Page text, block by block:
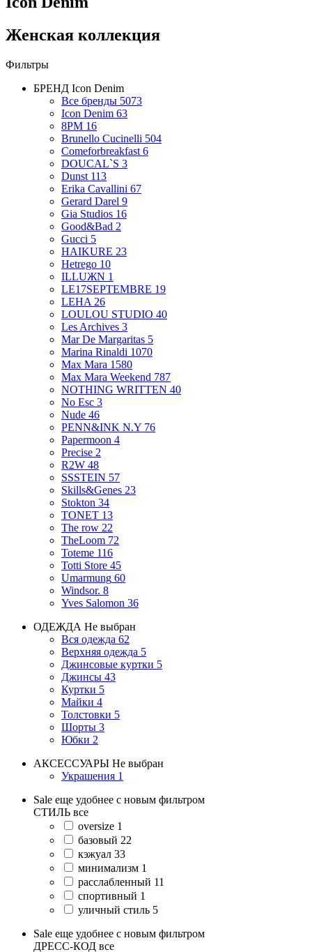
Женская коллекция
Фильтры
БРЕНД Icon Denim
Все бренды 5073
Icon Denim 63
8PM 16
Brunello Cucinelli 504
Comeforbreakfast 6
DOUCAL`S 3
Dunst 113
Erika Cavallini 67
Gerard Darel 9
Gia Studios 16
Good&Bad 2
Gucci 5
HAIKURE 23
Hetrego 10
ILLUЖN 1
LE17SEPTEMBRE 19
LEHA 26
LOULOU STUDIO 40
Les Archives 3
Mar De Margaritas 5
Marina Rinaldi 1070
Max Mara 1580
Max Mara Weekend 787
NOTHING WRITTEN 40
No Esc 3
Nude 46
PENN&INK N.Y 76
Papermoon 4
Precise 2
R2W 48
SSSTEIN 57
Skills&Genes 23
Stokton 34
TONET 13
The row 22
TheLoom 72
Toteme 116
Totti Store 45
Umarmung 60
Windsor. 8
Yves Salomon 36
ОДЕЖДА Не выбран
Вся одежда 62
Верхняя одежда 5
Джинсовые куртки 5
Джинсы 43
Куртки 5
Майки 4
Толстовки 5
Шорты 3
Юбки 2
АКСЕССУАРЫ Не выбран
Украшения 1
Sale еще удобнее с новым фильтром
СТИЛЬ все
oversize 1
базовый 22
кэжуал 33
минимализм 1
расслабленный 11
спортивный 1
уличный стиль 5
Sale еще удобнее с новым фильтром
ДРЕСС-КОД все